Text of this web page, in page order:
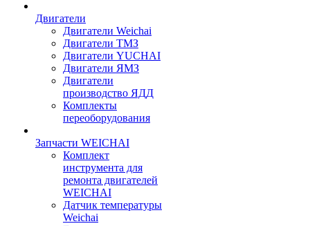
Двигатели
Двигатели Weichai
Двигатели ТМЗ
Двигатели YUCHAI
Двигатели ЯМЗ
Двигатели
производство ЯДД
Комплекты
переоборудования
Запчасти WEICHAI
Комплект
инструмента для
ремонта двигателей
WEICHAI
Датчик температуры
Weichai